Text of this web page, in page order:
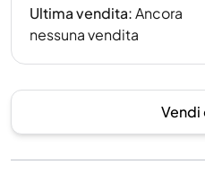
Ultima vendita:Ancora
nessuna vendita
Vendi